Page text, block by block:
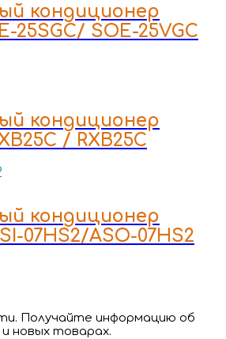
кондиционер
25SGC/ SOE-25VGC
кондиционер
/ RXB25C
кондиционер
07HS2/ASO-07HS2
Получайте информацию об
новых товарах.